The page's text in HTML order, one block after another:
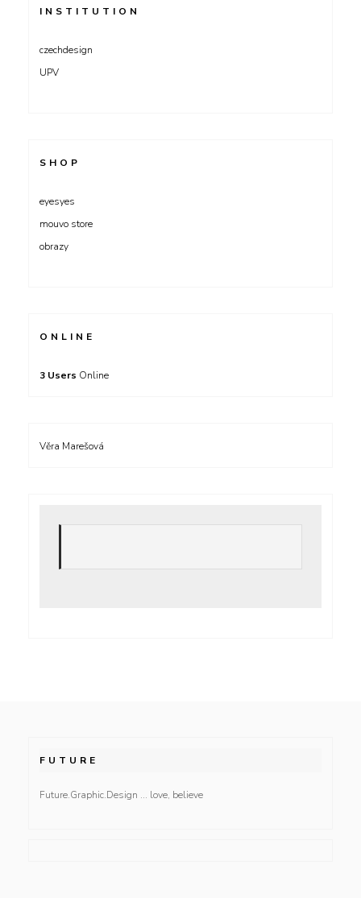
INSTITUTION
czechdesign
UPV
SHOP
eyesyes
mouvo store
obrazy
ONLINE
3 Users Online
Věra Marešová
FUTURE
Future.Graphic.Design … love, believe